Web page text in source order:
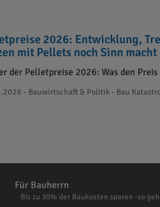
2026: Entwicklung,
mit Pellets noch Sinn macht
der Pelletpreise 2026: Was den
- Bauwirtschaft & Politik - Bau
Für Bauherrn
Bis zu 30% der Baukosten sparen -so